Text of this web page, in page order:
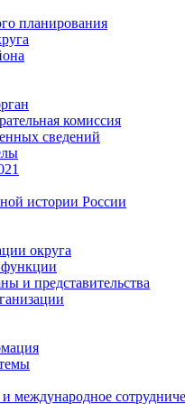
планирования
комиссия
сведений
истории России
округа
и представительства
международное